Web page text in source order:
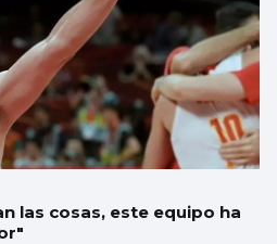
las cosas, este equipo ha